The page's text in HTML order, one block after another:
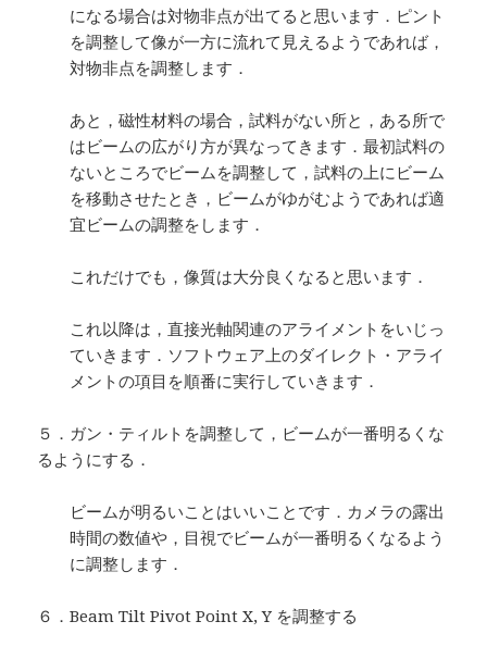
になる場合は対物非点が出てると思います．ピント
を調整して像が一方に流れて見えるようであれば，
対物非点を調整します．
あと，磁性材料の場合，試料がない所と，ある所で
はビームの広がり方が異なってきます．最初試料の
ないところでビームを調整して，試料の上にビーム
を移動させたとき，ビームがゆがむようであれば適
宜ビームの調整をします．
これだけでも，像質は大分良くなると思います．
これ以降は，直接光軸関連のアライメントをいじっ
ていきます．ソフトウェア上のダイレクト・アライ
メントの項目を順番に実行していきます．
５．ガン・ティルトを調整して，ビームが一番明るくな
るようにする．
ビームが明るいことはいいことです．カメラの露出
時間の数値や，目視でビームが一番明るくなるよう
に調整します．
６．Beam Tilt Pivot Point X, Y を調整する